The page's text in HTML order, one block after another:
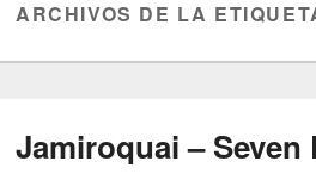
ARCHIVOS DE LA
Jamiroquai –